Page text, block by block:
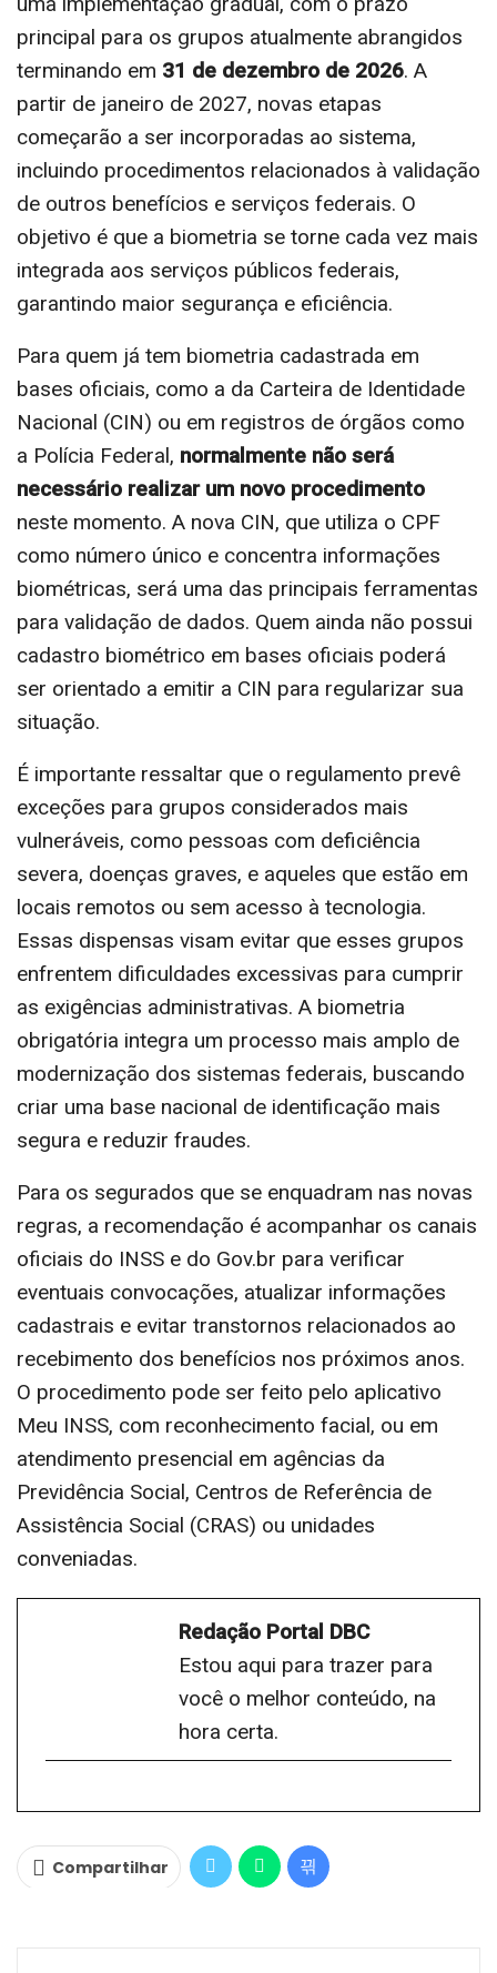
principal para os grupos atualmente abrangidos
terminando em 31 de dezembro de 2026. A
partir de janeiro de 2027, novas etapas
começarão a ser incorporadas ao sistema,
incluindo procedimentos relacionados à validação
de outros benefícios e serviços federais. O
objetivo é que a biometria se torne cada vez mais
integrada aos serviços públicos federais,
garantindo maior segurança e eficiência.
Para quem já tem biometria cadastrada em
bases oficiais, como a da Carteira de Identidade
Nacional (CIN) ou em registros de órgãos como
a Polícia Federal, normalmente não será
necessário realizar um novo procedimento
neste momento. A nova CIN, que utiliza o CPF
como número único e concentra informações
biométricas, será uma das principais ferramentas
para validação de dados. Quem ainda não possui
cadastro biométrico em bases oficiais poderá
ser orientado a emitir a CIN para regularizar sua
situação.
É importante ressaltar que o regulamento prevê
exceções para grupos considerados mais
vulneráveis, como pessoas com deficiência
severa, doenças graves, e aqueles que estão em
locais remotos ou sem acesso à tecnologia.
Essas dispensas visam evitar que esses grupos
enfrentem dificuldades excessivas para cumprir
as exigências administrativas. A biometria
obrigatória integra um processo mais amplo de
modernização dos sistemas federais, buscando
criar uma base nacional de identificação mais
segura e reduzir fraudes.
Para os segurados que se enquadram nas novas
regras, a recomendação é acompanhar os canais
oficiais do INSS e do Gov.br para verificar
eventuais convocações, atualizar informações
cadastrais e evitar transtornos relacionados ao
recebimento dos benefícios nos próximos anos.
O procedimento pode ser feito pelo aplicativo
Meu INSS, com reconhecimento facial, ou em
atendimento presencial em agências da
Previdência Social, Centros de Referência de
Assistência Social (CRAS) ou unidades
conveniadas.
Redação Portal DBC
Estou aqui para trazer para
você o melhor conteúdo, na
hora certa.
Compartilhar